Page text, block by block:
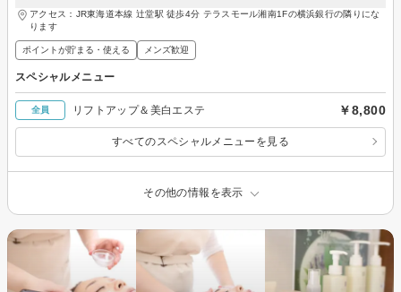
アクセス：JR東海道本線 辻堂駅 徒歩4分 テラスモール湘南1Fの横浜銀行の隣りにな
ります
ポイントが貯まる・使える メンズ歓迎
スペシャルメニュー
全員 リフトアップ＆美白エステ ￥8,800
すべてのスペシャルメニューを見る
その他の情報を表示